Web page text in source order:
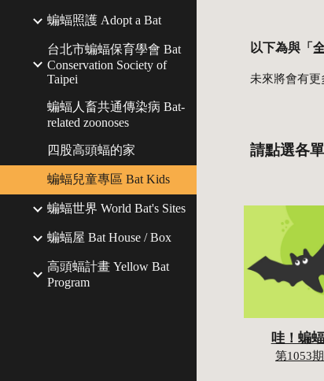
蝙蝠照護 Adopt a Bat
台北市蝙蝠保育學會 Bat
Conservation Society of
Taipei
蝙蝠人畜共通傳染病 Bat-
related zoonoses
四股高頭蝠的家
蝙蝠兒童專區 Bat Kids
蝙蝠世界 World Bat's Sites
蝙蝠屋 Bat House / Box
高頭蝠計畫 Yellow Bat
Program
以下為與「
未來將會有更
請點選各
哇！蝙蝠
第1053期